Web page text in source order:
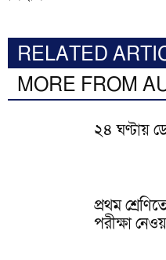
RELATED
MORE FROM
২৪ ঘণ্টায়
প্রথম
পরীক্ষা